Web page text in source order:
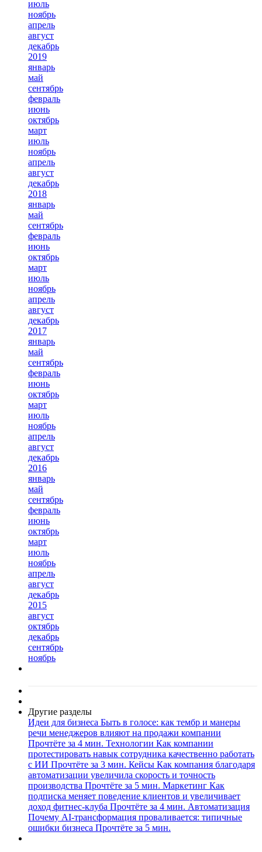
июль
ноябрь
апрель
август
декабрь
2019
январь
май
сентябрь
февраль
июнь
октябрь
март
июль
ноябрь
апрель
август
декабрь
2018
январь
май
сентябрь
февраль
июнь
октябрь
март
июль
ноябрь
апрель
август
декабрь
2017
январь
май
сентябрь
февраль
июнь
октябрь
март
июль
ноябрь
апрель
август
декабрь
2016
январь
май
сентябрь
февраль
июнь
октябрь
март
июль
ноябрь
апрель
август
декабрь
2015
август
октябрь
декабрь
сентябрь
ноябрь
Другие разделы
Идеи для бизнеса Быть в голосе: как тембр и манеры
речи менеджеров влияют на продажи компании
Прочтёте за 4 мин. Технологии Как компании
протестировать навык сотрудника качественно работать
с ИИ Прочтёте за 3 мин. Кейсы Как компания благодаря
автоматизации увеличила скорость и точность
производства Прочтёте за 5 мин. Маркетинг Как
подписка меняет поведение клиентов и увеличивает
доход фитнес-клуба Прочтёте за 4 мин. Автоматизация
Почему AI-трансформация проваливается: типичные
ошибки бизнеса Прочтёте за 5 мин.